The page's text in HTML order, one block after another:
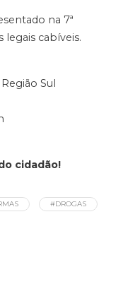
na 7ª
legais cabíveis.
Sul
cidadão!
#DROGAS